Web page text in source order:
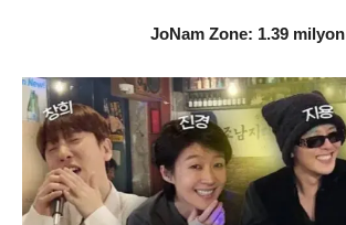
JoNam Zone: 1.39 milyon